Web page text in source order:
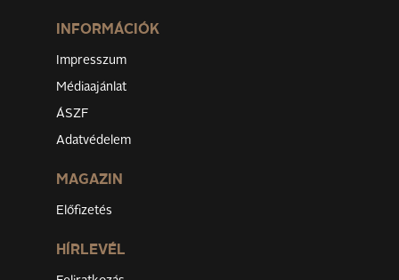
INFORMÁCIÓK
Impresszum
Médiaajánlat
ÁSZF
Adatvédelem
MAGAZIN
Előfizetés
HÍRLEVÉL